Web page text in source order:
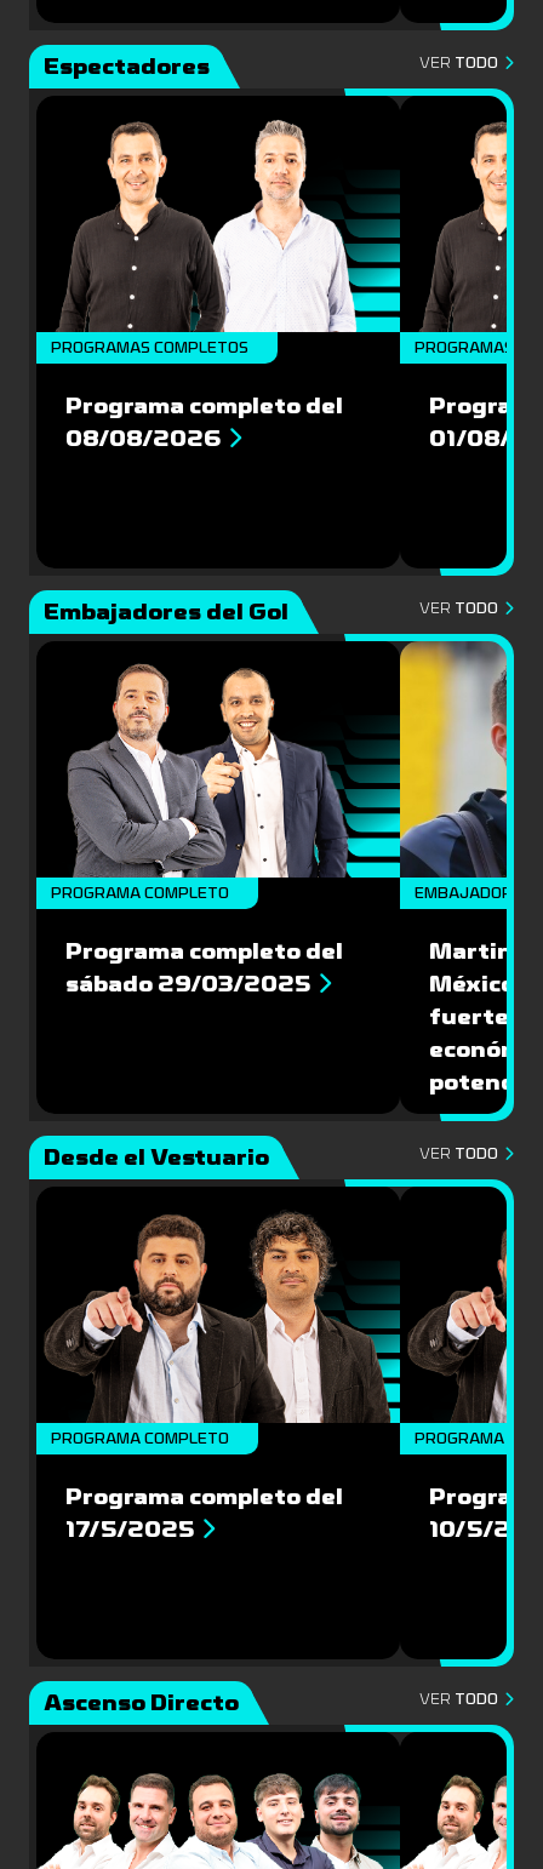
Espectadores VER TODO
PROGRAMAS COMPLETOS
Programa completo del
08/08/2026
PROGRAMAS
01/08/
Embajadores del Gol VER TODO
PROGRAMA COMPLETO
Programa completo del
sábado 29/03/2025
EMBAJADORES
Martin
México:
fuerte
Desde el Vestuario VER TODO
PROGRAMA COMPLETO
Programa completo del
17/5/2025
PROGRAMA
10/5/
Ascenso Directo VER TODO